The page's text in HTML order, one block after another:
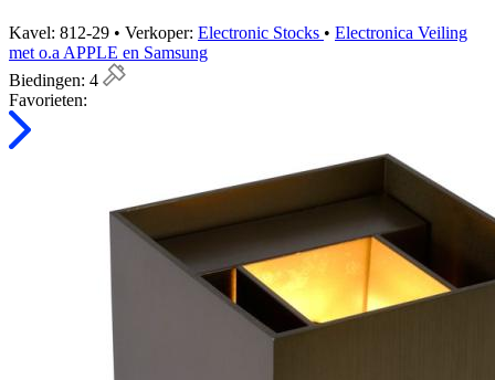
Kavel: 812-29 • Verkoper: Electronic Stocks • Electronica Veiling
met o.a APPLE en Samsung
Biedingen: 4
Favorieten: